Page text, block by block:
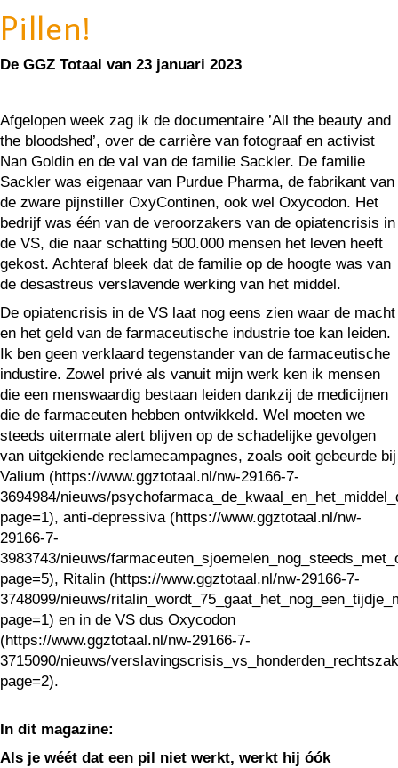
Pillen!
De GGZ Totaal van 23 januari 2023
Afgelopen week zag ik de documentaire ’All the beauty and
the bloodshed’, over de carrière van fotograaf en activist
Nan Goldin en de val van de familie Sackler. De familie
Sackler was eigenaar van Purdue Pharma, de fabrikant van
de zware pijnstiller OxyContinen, ook wel Oxycodon. Het
bedrijf was één van de veroorzakers van de opiatencrisis in
de VS, die naar schatting 500.000 mensen het leven heeft
gekost. Achteraf bleek dat de familie op de hoogte was van
de desastreus verslavende werking van het middel.
De opiatencrisis in de VS laat nog eens zien waar de macht
en het geld van de farmaceutische industrie toe kan leiden.
Ik ben geen verklaard tegenstander van de farmaceutische
industire. Zowel privé als vanuit mijn werk ken ik mensen
die een menswaardig bestaan leiden dankzij de medicijnen
die de farmaceuten hebben ontwikkeld. Wel moeten we
steeds uitermate alert blijven op de schadelijke gevolgen
van uitgekiende reclamecampagnes, zoals ooit gebeurde bij
Valium (https://www.ggztotaal.nl/nw-29166-7-
3694984/nieuws/
page=1), anti-depressiva (https://www.ggztotaal.nl/nw-
29166-7-
3983743/nieuws/
page=5), Ritalin (https://www.ggztotaal.nl/nw-29166-7-
3748099/nieuws/
page=1) en in de VS dus Oxycodon
(https://www.ggztotaal.nl/nw-29166-7-
3715090/nieuws/
page=2).
In dit magazine:
Als je wéét dat een pil niet werkt, werkt hij óók